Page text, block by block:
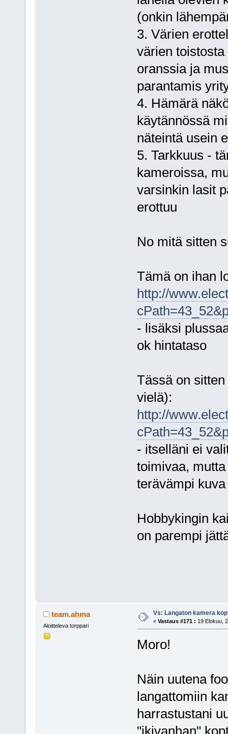
(onkin
3. Värien
värien
oranssia ja
parantamis
4. Hämärä
käytännössä
näteintä usein
5. Tarkkuus -
kameroissa,
varsinkin lasit
erottuu
No mitä sitten
Tämä on ihan
http://
- lisäksi
ok hintataso
Tässä on
vielä):
http://
- itselläni ei
toimivaa,
terävämpi
Hobbykingin
on parempi
team.ahma
Aloitteleva torppari
Vs: Langaton kamera
« Vastaus #171 : 19 Elokuu,
Moro!
Näin uutena
langattomiin
harrastustani
"ikivanhan"